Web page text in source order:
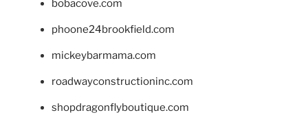
bobacove.com
phoone24brookfield.com
mickeybarmama.com
roadwayconstructioninc.com
shopdragonflyboutique.com